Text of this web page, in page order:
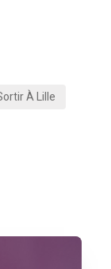
À Lille